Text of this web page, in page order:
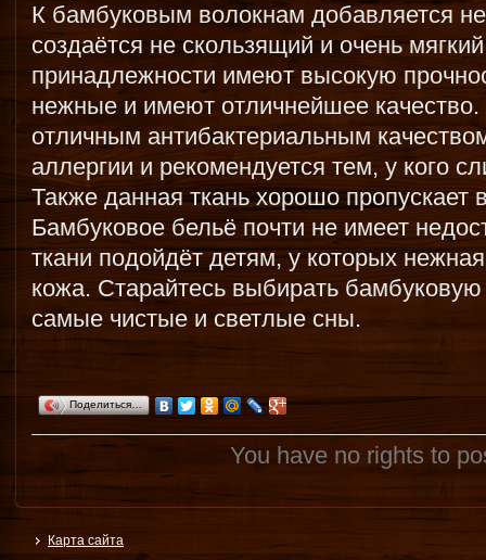
К бамбуковым волокнам добавляется
создаётся не скользящий и очень
принадлежности имеют высокую
нежные и имеют отличнейшее качество.
отличным антибактериальным
аллергии и рекомендуется тем, у кого
Также данная ткань хорошо пропускает
Бамбуковое бельё почти не имеет
ткани подойдёт детям, у которых
кожа. Старайтесь выбирать
самые чистые и светлые сны.
Поделиться…
You have no rights to
Карта сайта